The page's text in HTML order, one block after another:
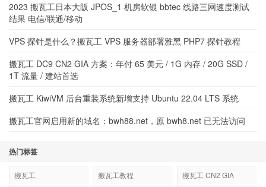
2023 搬瓦工日本大阪 JPOS_1 机房软银 bbtec 线路三网速度测试
结果 电信/联通/移动
VPS 探针是什么？搬瓦工 VPS 服务器部署雅黑 PHP7 探针教程
搬瓦工 DC9 CN2 GIA 方案：年付 65 美元 / 1G 内存 / 20G SSD /
1T 流量 / 建站首选
搬瓦工 KiwiVM 后台重装系统新增支持 Ubuntu 22.04 LTS 系统
搬瓦工官网启用新的域名：bwh88.net，原 bwh8.net 已无法访问
热门标签
搬瓦工 搬瓦工教程
搬瓦工 CN2 GIA